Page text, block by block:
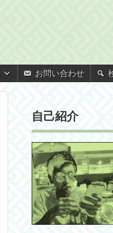
お問い合わせ
自己紹介